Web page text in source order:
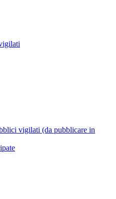
vigilati (da pubblicare in